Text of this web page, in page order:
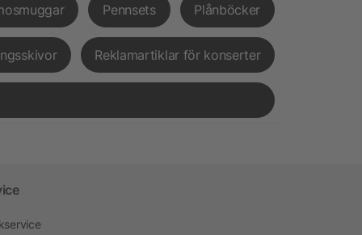
Pennsets Plånböcker
Reklamartiklar för konserter